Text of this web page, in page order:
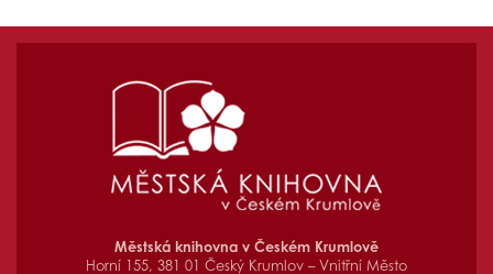
Městská knihovna v Českém Krumlově
Horní 155, 381 01 Český Krumlov – Vnitřní Město